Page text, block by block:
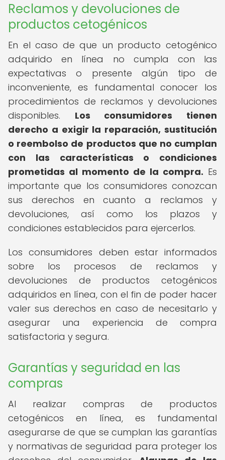
Reclamos y devoluciones de
productos cetogénicos
En el caso de que un producto cetogénico
adquirido en línea no cumpla con las
expectativas o presente algún tipo de
inconveniente, es fundamental conocer los
procedimientos de reclamos y devoluciones
disponibles. Los consumidores tienen
derecho a exigir la reparación, sustitución
o reembolso de productos que no cumplan
con las características o condiciones
prometidas al momento de la compra. Es
importante que los consumidores conozcan
sus derechos en cuanto a reclamos y
devoluciones, así como los plazos y
condiciones establecidos para ejercerlos.
Los consumidores deben estar informados
sobre los procesos de reclamos y
devoluciones de productos cetogénicos
adquiridos en línea, con el fin de poder hacer
valer sus derechos en caso de necesitarlo y
asegurar una experiencia de compra
satisfactoria y segura.
Garantías y seguridad en las
compras
Al realizar compras de productos
cetogénicos en línea, es fundamental
asegurarse de que se cumplan las garantías
y normativas de seguridad para proteger los